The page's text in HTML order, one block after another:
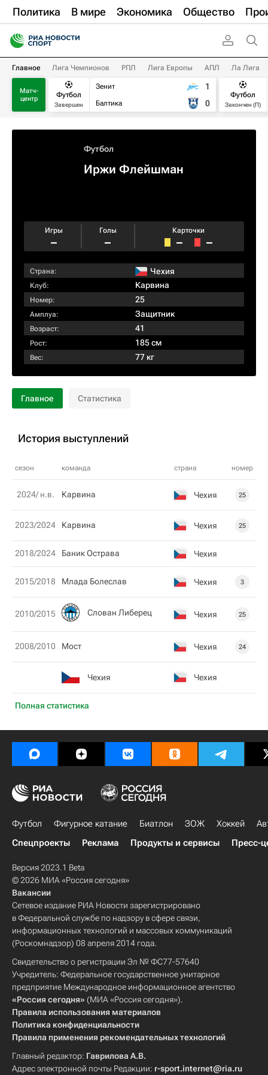
Политика В мире Экономика Общество
Главное Лига Чемпионов РПЛ Лига Европы АПЛ Ла Лига
Матч-
центр
Футбол
Завершен
Зенит
Балтика
1
0
Футбол
Закончен (П)
Футбол
Иржи Флейшман
Игры
–
Голы
–
Карточки
– –
Страна: Чехия
Клуб: Карвина
Номер: 25
Амплуа: Защитник
Возраст: 41
Рост: 185 см
Вес: 77 кг
Главное Статистика
История выступлений
сезон команда страна номер
Полная статистика
2024/ н.в. Карвина Чехия 25
2023/2024 Карвина Чехия 25
2018/2024 Баник Острава Чехия
2015/2018 Млада Болеслав Чехия 3
2010/2015 Слован Либерец Чехия 25
2008/2010 Мост Чехия 24
Чехия Чехия
Футбол Фигурное катание Биатлон ЗОЖ Хоккей
Спецпроекты
Реклама Продукты и сервисы Пресс-
Версия 2023.1 Beta
© 2026 МИА «Россия сегодня»
Вакансии
Сетевое издание РИА Новости зарегистрировано
в Федеральной службе по надзору в сфере связи,
информационных технологий и массовых коммуникаций
(Роскомнадзор) 08 апреля 2014 года.
Свидетельство о регистрации Эл № ФС77-57640
Учредитель: Федеральное государственное унитарное
предприятие Международное информационное агентство
«Россия сегодня» (МИА «Россия сегодня»).
Правила использования материалов
Политика конфиденциальности
Правила применения рекомендательных технологий
Главный редактор: Гаврилова А.В.
Адрес электронной почты Редакции: r-sport.internet@ria.ru